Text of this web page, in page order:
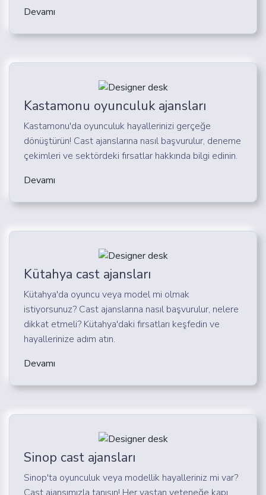
Devamı
Kastamonu oyunculuk ajansları
Kastamonu'da oyunculuk hayallerinizi gerçeğe
dönüştürün! Cast ajanslarına nasıl başvurulur, deneme
çekimleri ve sektördeki fırsatlar hakkında bilgi edinin.
Devamı
Kütahya cast ajansları
Kütahya'da oyuncu veya model mi olmak
istiyorsunuz? Cast ajanslarına nasıl başvurulur, nelere
dikkat etmeli? Kütahya'daki fırsatları keşfedin ve
hayallerinize adım atın.
Devamı
Sinop cast ajansları
Sinop'ta oyunculuk veya modellik hayalleriniz mi var?